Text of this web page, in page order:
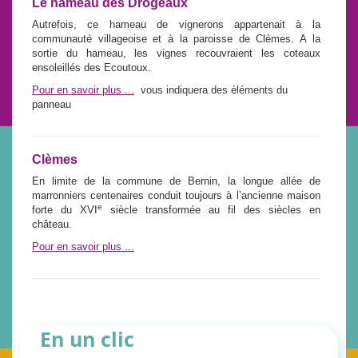
Autrefois, ce hameau de vignerons appartenait à la
communauté villageoise et à la paroisse de Clèmes. A la
sortie du hameau, les vignes recouvraient les coteaux
ensoleillés des Ecoutoux.
Pour en savoir plus ...
vous indiquera des éléments du
panneau
Clèmes
En limite de la commune de Bernin, la longue allée de
marronniers centenaires conduit toujours à l’ancienne maison
forte du XVIe
siècle transformée au fil des siècles en
château.
Pour en savoir plus ...
En un clic